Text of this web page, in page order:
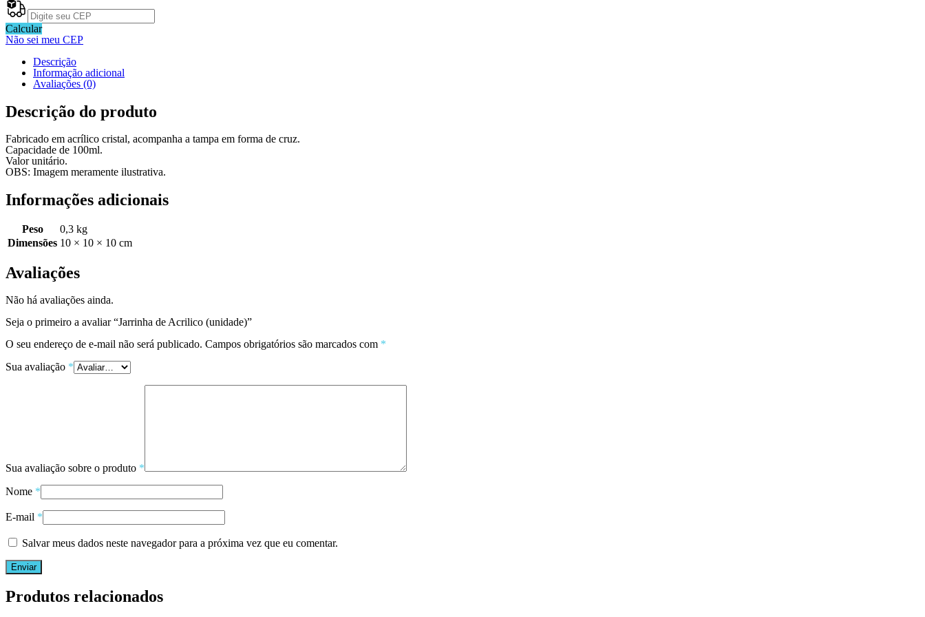
Calcular
Não sei meu CEP
Descrição
Informação adicional
Avaliações (0)
Descrição do produto
Fabricado em acrílico cristal, acompanha a tampa em forma de cruz.
Capacidade de 100ml.
Valor unitário.
OBS: Imagem meramente ilustrativa.
Informações adicionais
Peso
0,3 kg
Dimensões 10 × 10 × 10 cm
Avaliações
Não há avaliações ainda.
Seja o primeiro a avaliar “Jarrinha de Acrilico (unidade)”
O seu endereço de e-mail não será publicado. Campos obrigatórios são marcados com *
Sua avaliação *
Sua avaliação sobre o produto *
Nome *
E-mail *
Salvar meus dados neste navegador para a próxima vez que eu comentar.
Produtos relacionados